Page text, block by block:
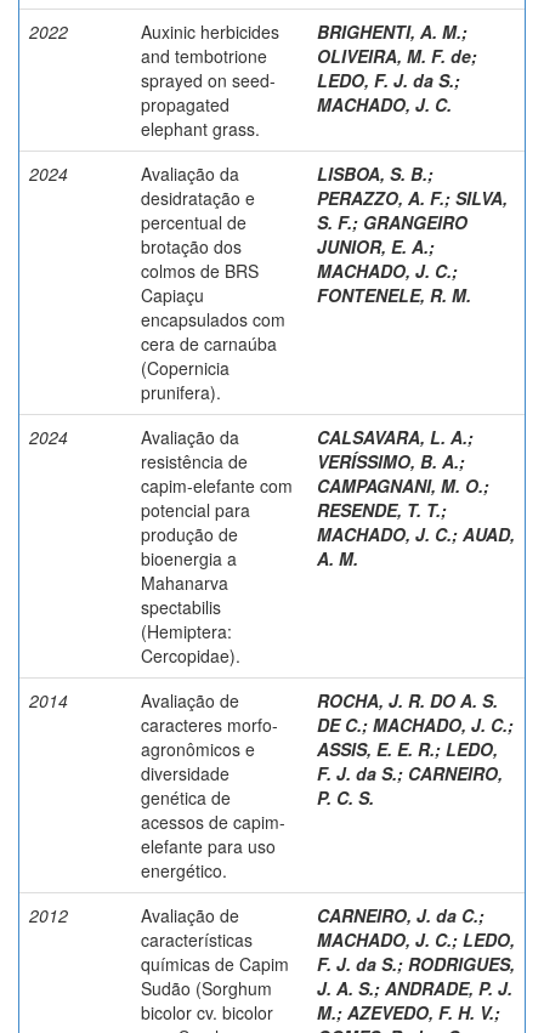
2022
Auxinic herbicides
and tembotrione
sprayed on seed-
propagated
elephant grass.
BRIGHENTI, A. M.;
OLIVEIRA, M. F. de;
LEDO, F. J. da S.;
MACHADO, J. C.
2024
Avaliação da
desidratação e
percentual de
brotação dos
colmos de BRS
Capiaçu
encapsulados com
cera de carnaúba
(Copernicia
prunifera).
LISBOA, S. B.;
PERAZZO, A. F.; SILVA,
S. F.; GRANGEIRO
JUNIOR, E. A.;
MACHADO, J. C.;
FONTENELE, R. M.
2024
Avaliação da
resistência de
capim-elefante com
potencial para
produção de
bioenergia a
Mahanarva
spectabilis
(Hemiptera:
Cercopidae).
CALSAVARA, L. A.;
VERÍSSIMO, B. A.;
CAMPAGNANI, M. O.;
RESENDE, T. T.;
MACHADO, J. C.; AUAD,
A. M.
2014
Avaliação de
caracteres morfo-
agronômicos e
diversidade
genética de
acessos de capim-
elefante para uso
energético.
ROCHA, J. R. DO A. S.
DE C.; MACHADO, J. C.;
ASSIS, E. E. R.; LEDO,
F. J. da S.; CARNEIRO,
P. C. S.
2012
Avaliação de
características
químicas de Capim
Sudão (Sorghum
bicolor cv. bicolor
CARNEIRO, J. da C.;
MACHADO, J. C.; LEDO,
F. J. da S.; RODRIGUES,
J. A. S.; ANDRADE, P. J.
M.; AZEVEDO, F. H. V.;